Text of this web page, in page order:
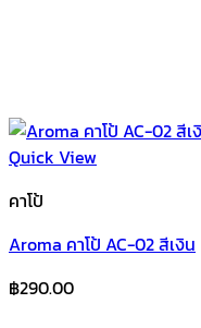
Quick View
คาโป้
Aroma คาโป้ AC-02 สีเงิน
฿290.00